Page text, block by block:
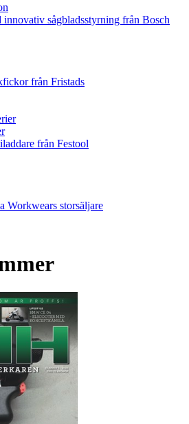
sågbladsstyrning från Bosch
från Fristads
från Festool
Workwears storsäljare